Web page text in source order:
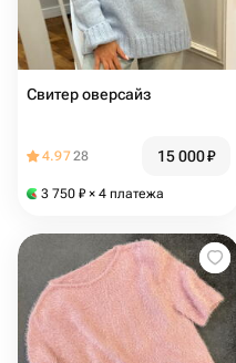
Свитер оверсайз
4.9728 15 000₽
3 750 ₽ × 4 платежа